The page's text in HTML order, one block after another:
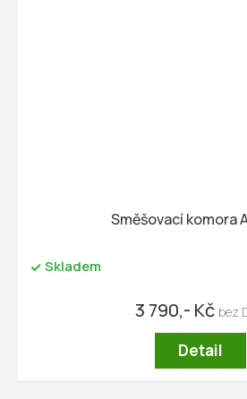
Směšovací komora
Skladem
3 790,- Kč
Detail